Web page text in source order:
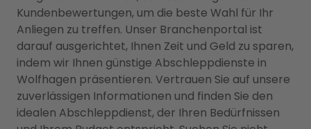
Kundenbewertungen, um die beste Wahl für Ihr
Anliegen zu treffen. Unser Branchenportal ist
darauf ausgerichtet, Ihnen Zeit und Geld zu sparen,
indem wir Ihnen günstige Abschleppdienste in
Wolfhagen präsentieren. Vertrauen Sie auf unsere
zuverlässigen Informationen und finden Sie den
idealen Abschleppdienst, der Ihren Bedürfnissen